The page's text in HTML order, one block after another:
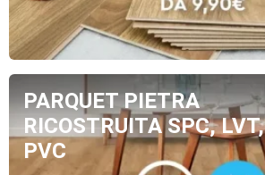
PARQUET PIETRA
RICOSTRUITA SPC, LVT,
PVC